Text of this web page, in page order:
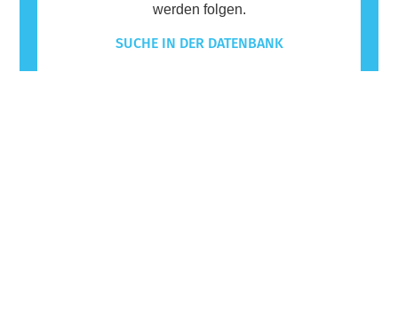
werden folgen.
SUCHE IN DER DATENBANK